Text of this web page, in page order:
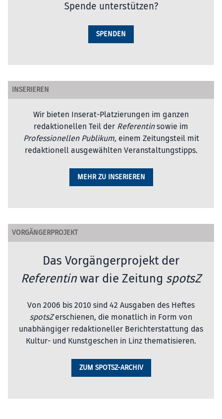
Spende unterstützen?
SPENDEN
INSERIEREN
Wir bieten Inserat-Platzierungen im ganzen
redaktionellen Teil der Referentinsowie im
Professionellen Publikum, einem Zeitungsteil mit
redaktionell ausgewählten Veranstaltungstipps.
MEHR ZU INSERIEREN
VORGÄNGERPROJEKT
Das Vorgängerprojekt der
Referentinwar die Zeitung spotsZ
Von 2006 bis 2010 sind 42 Ausgaben des Heftes
spotsZerschienen, die monatlich in Form von
unabhängiger redaktioneller Berichterstattung das
Kultur- und Kunstgeschen in Linz thematisieren.
ZUM SPOTSZ-ARCHIV